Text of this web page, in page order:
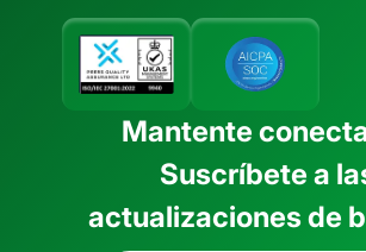
Mantente
Suscríbete a
actualizaciones de